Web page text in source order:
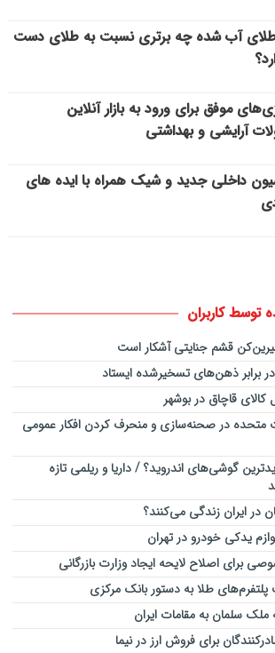
آب شده چه برتری نسبت به طلای دست
موفق برای ورود به بازار آنلاین
آرایشی و بهداشتی
داخلی جدید و شیک همراه با ایده های
توسط کاربران
قشم جنایتی آشکار است
برابر ذهن‌های تسخیرشده ایستاد
متحده در صحنه‌سازی و منحرف کردن افکار عمومی
گوشی‌های اندروید؟ / داریا و ریلمی تازه
در ایران زندگی می‌کنند؟
یدکی خودرو در تهران
طلا به دستور بانک مرکزی
ملک سلمان به مقامات ایران